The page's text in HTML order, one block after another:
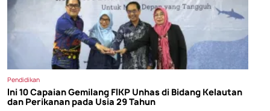
Pendidikan
Ini 10 Capaian Gemilang FIKP Unhas di Bidang Kelautan
dan Perikanan pada Usia 29 Tahun